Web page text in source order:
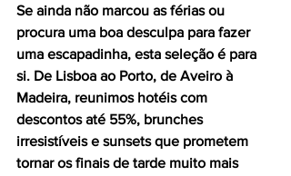
Se ainda não marcou as férias ou
procura uma boa desculpa para fazer
uma escapadinha, esta seleção é para
si. De Lisboa ao Porto, de Aveiro à
Madeira, reunimos hotéis com
descontos até 55%, brunches
irresistíveis e sunsets que prometem
tornar os finais de tarde muito mais